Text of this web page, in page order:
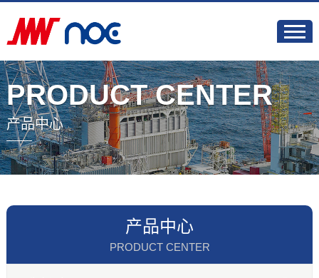
PRODUCT CENTER
产品中心
产品中心
PRODUCT CENTER